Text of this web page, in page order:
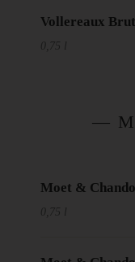
Vollereaux Brut
0,75 l
—
Moet &
0,75 l